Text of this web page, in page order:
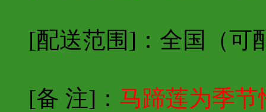
[配送范围]： 全国（可
[备 注]： 马蹄莲为季